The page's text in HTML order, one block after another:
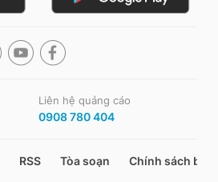
Liên hệ quảng cáo
0908 780 404
RSS Tòa soạn Chính sách bảo